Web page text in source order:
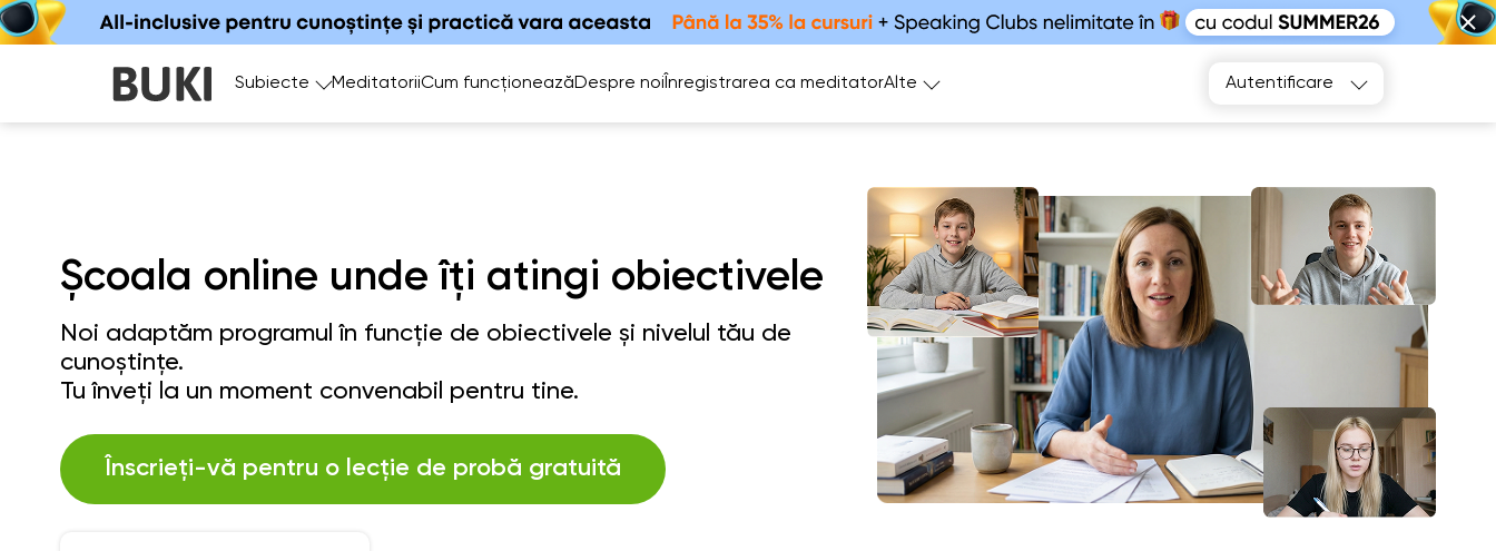
Subiecte MeditatoriiCum funcționeazăDespre noi Înregistrarea ca meditatorAlte Autentificare
Școala online unde îți atingi obiectivele
Noi adaptăm programul în funcție de obiectivele și nivelul tău de
cunoștințe.
Tu înveți la un moment convenabil pentru tine.
Înscrieți-vă pentru o lecție de probă gratuită
Alegeți